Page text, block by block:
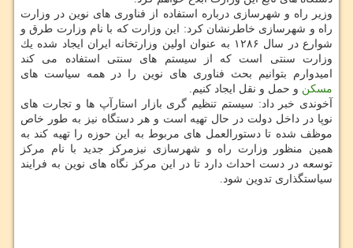
وزیر راه و شهرسازی درباره استفاده از فناوری های نوین در وزارت
راه و شهرسازی خاطرنشان كرد: این وزارت كه با نام وزارت طرق و
شوارع در سال ۱۲۸۶ به عنوان اولین وزارتخانه ایران ایجاد شده یك
وزارت سنتی است كه از سیستم های سنتی استفاده می كند
امیدوارم بتوانیم بحث فناوری های نوین را در همه سیاست های
مسكن و حمل و نقل ایجاد كنیم.
آخوندی خبر داد: سیستم تنظیم گری بازار استارآپ ها و تجارت های
نوپا در داخل دولت در حال تهیه است و هر دستگاه نیز به طور خاص
موظف شده تا دستورالعمل های مربوط به این حوزه را تهیه كند به
همین منظور وزارت راه و شهرسازی نیزمركز جدید با نام مركز
توسعه در دست احداث دارد تا در این مركز نگاه های نوین به فرایند
سیاستگذاری تدوین شود.